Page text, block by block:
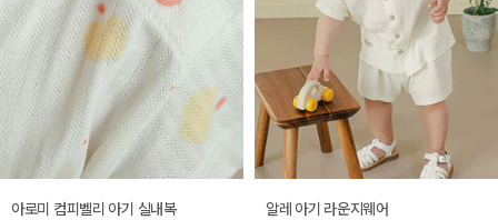
아로미 컴피벨리 아기 실내복 알레 아기 라운지웨어